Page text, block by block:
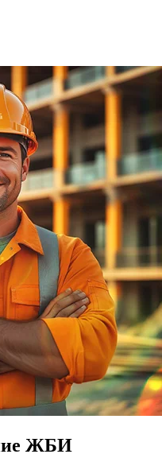
ЖБИ